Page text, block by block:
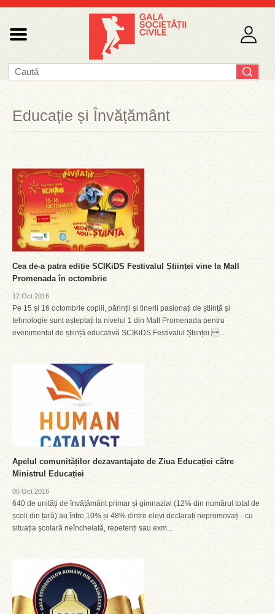
Educație și Învățământ
Cea de-a patra ediție SCIKiDS Festivalul Științei vine la Mall
Promenada în octombrie
12 Oct 2016
Pe 15 și 16 octombrie copiii, părinții și tinerii pasionați de știință și
tehnologie sunt așteptați la nivelul 1 din Mall Promenada pentru
evenimentul de știință educativă SCIKiDS Festivalul Științei....
Apelul comunităților dezavantajate de Ziua Educației către
Ministrul Educației
06 Oct 2016
640 de unități de învățământ primar și gimnazial (12% din numărul total de
școli din țară) au între 10% și 48% dintre elevi declarați nepromovați - cu
situația școlară neîncheiată, repetenți sau exm...